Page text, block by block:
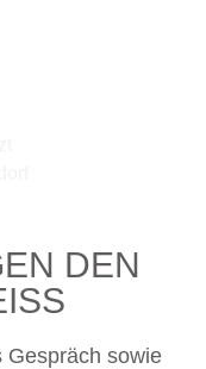
DEN
Gespräch sowie